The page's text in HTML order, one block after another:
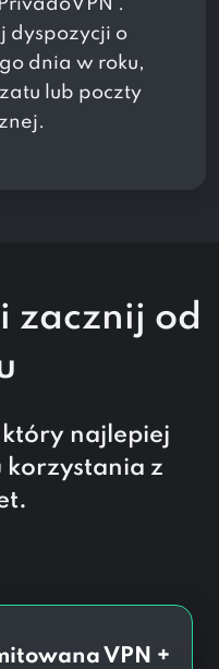
.
dyspozycji o
dnia w roku,
lub poczty
zacznij od
który najlepiej
korzystania z
VPN +